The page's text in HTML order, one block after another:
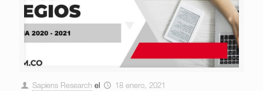
Sapiens Research el 18 enero, 2021